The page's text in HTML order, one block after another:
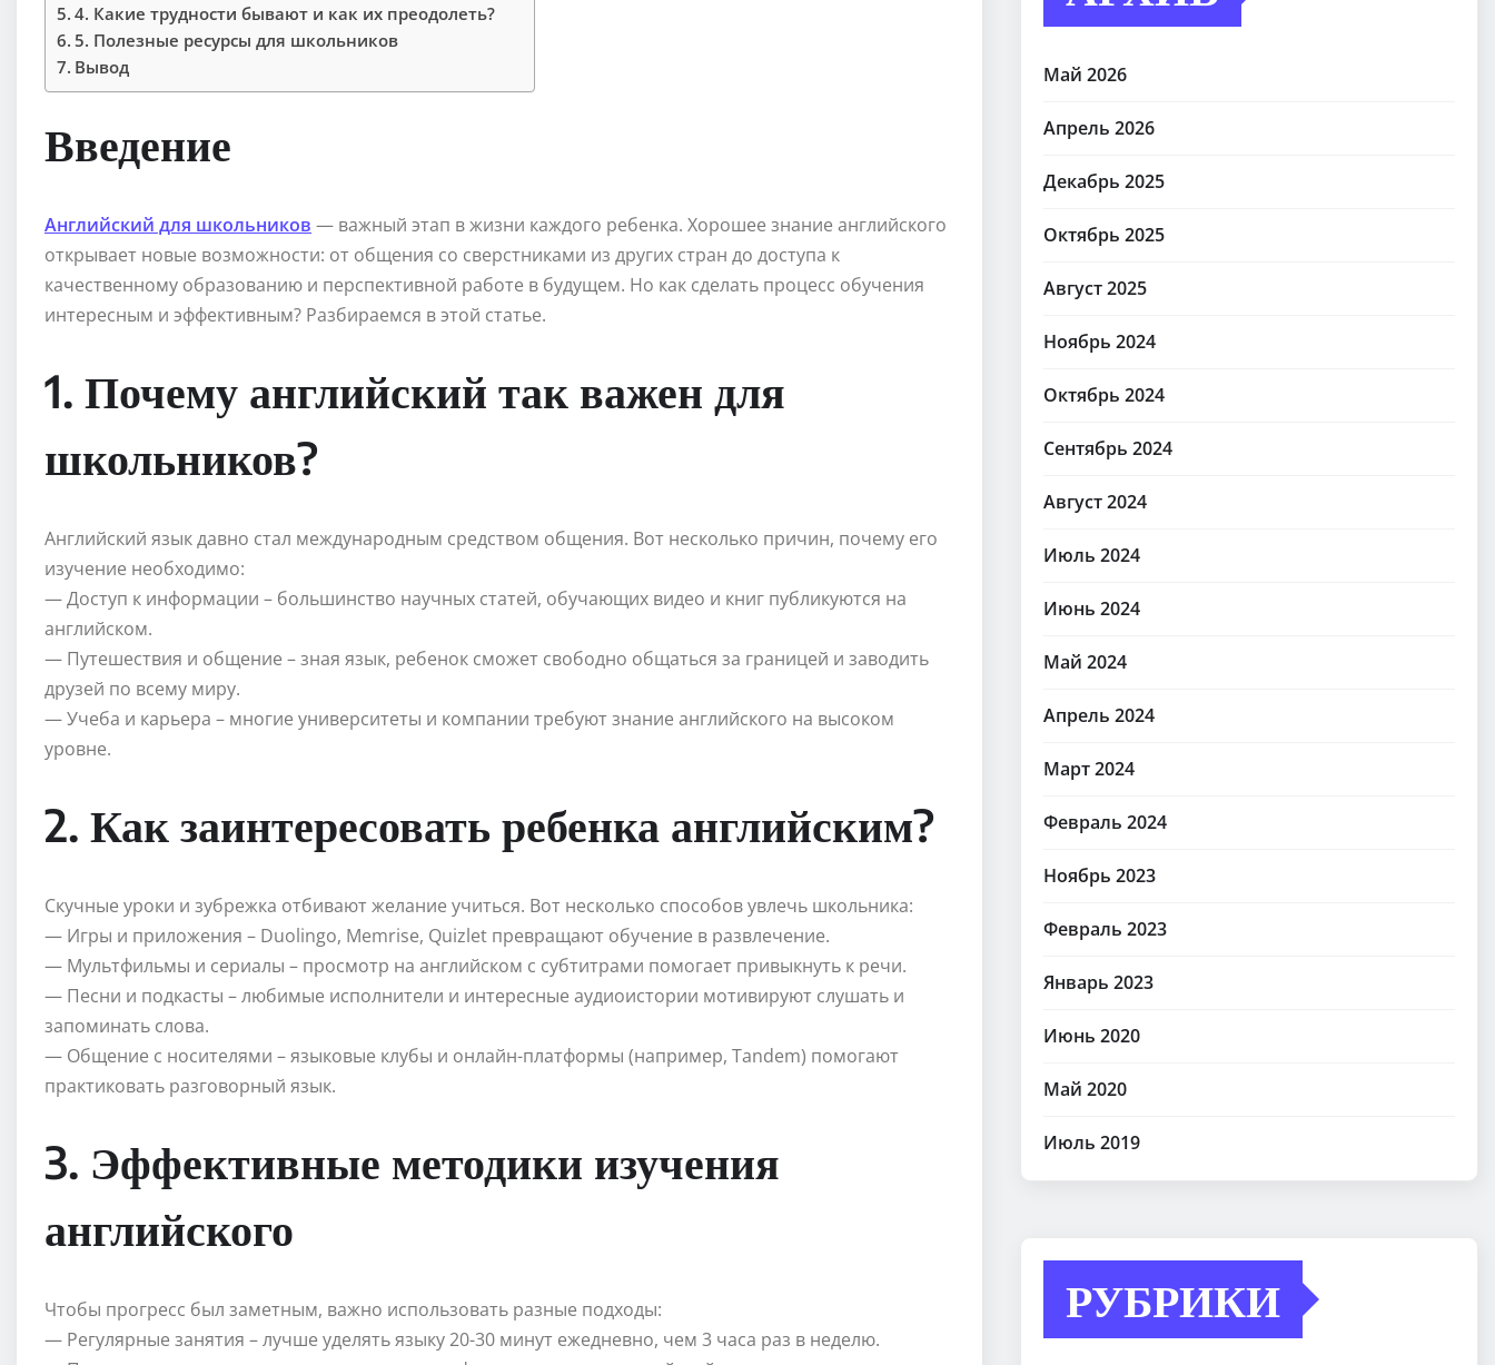
4. Какие трудности бывают и как их преодолеть?
5. Полезные ресурсы для школьников
Вывод
Введение
Английский для школьников — важный этап в жизни каждого ребенка. Хорошее знание английского
открывает новые возможности: от общения со сверстниками из других стран до доступа к
качественному образованию и перспективной работе в будущем. Но как сделать процесс обучения
интересным и эффективным? Разбираемся в этой статье.
1. Почему английский так важен для
школьников?
Английский язык давно стал международным средством общения. Вот несколько причин, почему его
изучение необходимо:
— Доступ к информации – большинство научных статей, обучающих видео и книг публикуются на
английском.
— Путешествия и общение – зная язык, ребенок сможет свободно общаться за границей и заводить
друзей по всему миру.
— Учеба и карьера – многие университеты и компании требуют знание английского на высоком
уровне.
2. Как заинтересовать ребенка английским?
Скучные уроки и зубрежка отбивают желание учиться. Вот несколько способов увлечь школьника:
— Игры и приложения – Duolingo, Memrise, Quizlet превращают обучение в развлечение.
— Мультфильмы и сериалы – просмотр на английском с субтитрами помогает привыкнуть к речи.
— Песни и подкасты – любимые исполнители и интересные аудиоистории мотивируют слушать и
запоминать слова.
— Общение с носителями – языковые клубы и онлайн-платформы (например, Tandem) помогают
практиковать разговорный язык.
3. Эффективные методики изучения
английского
Чтобы прогресс был заметным, важно использовать разные подходы:
— Регулярные занятия – лучше уделять языку 20-30 минут ежедневно, чем 3 часа раз в неделю.
Май 2026
Апрель 2026
Декабрь 2025
Октябрь 2025
Август 2025
Ноябрь 2024
Октябрь 2024
Сентябрь 2024
Август 2024
Июль 2024
Июнь 2024
Май 2024
Апрель 2024
Март 2024
Февраль 2024
Ноябрь 2023
Февраль 2023
Январь 2023
Июнь 2020
Май 2020
Июль 2019
РУБРИКИ